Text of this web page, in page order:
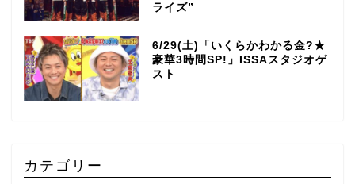
ライズ”
6/29(土)「いくらかわかる金?★
豪華3時間SP!」ISSAスタジオゲ
スト
カテゴリー